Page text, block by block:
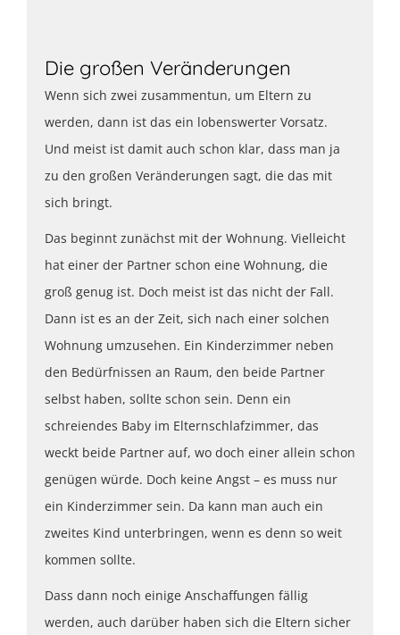
Die großen Veränderungen
Wenn sich zwei zusammentun, um Eltern zu
werden, dann ist das ein lobenswerter Vorsatz.
Und meist ist damit auch schon klar, dass man ja
zu den großen Veränderungen sagt, die das mit
sich bringt.
Das beginnt zunächst mit der Wohnung. Vielleicht
hat einer der Partner schon eine Wohnung, die
groß genug ist. Doch meist ist das nicht der Fall.
Dann ist es an der Zeit, sich nach einer solchen
Wohnung umzusehen. Ein Kinderzimmer neben
den Bedürfnissen an Raum, den beide Partner
selbst haben, sollte schon sein. Denn ein
schreiendes Baby im Elternschlafzimmer, das
weckt beide Partner auf, wo doch einer allein schon
genügen würde. Doch keine Angst – es muss nur
ein Kinderzimmer sein. Da kann man auch ein
zweites Kind unterbringen, wenn es denn so weit
kommen sollte.
Dass dann noch einige Anschaffungen fällig
werden, auch darüber haben sich die Eltern sicher